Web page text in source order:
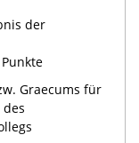
der
Graecums für